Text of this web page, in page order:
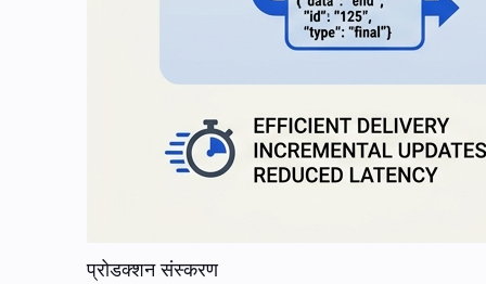
प्रोडक्शन संस्करण